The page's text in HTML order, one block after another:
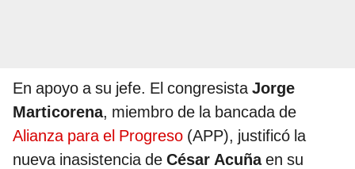
En apoyo a su jefe. El congresistaJorge
Marticorena, miembro de la bancada de
Alianza para el Progreso (APP), justificó la
nueva inasistencia de César Acuñaen su